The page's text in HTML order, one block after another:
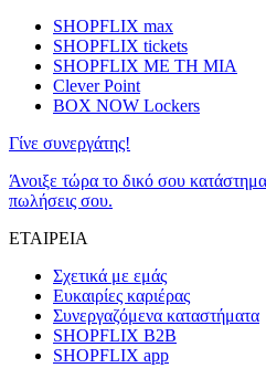
SHOPFLIX max
SHOPFLIX tickets
SHOPFLIX ΜΕ ΤΗ ΜΙΑ
Clever Point
BOX NOW Lockers
Γίνε συνεργάτης!
Άνοιξε τώρα το δικό σου
πωλήσεις σου.
ΕΤΑΙΡΕΙΑ
Σχετικά με εμάς
Ευκαιρίες καριέρας
Συνεργαζόμενα καταστήματα
SHOPFLIX B2B
SHOPFLIX app